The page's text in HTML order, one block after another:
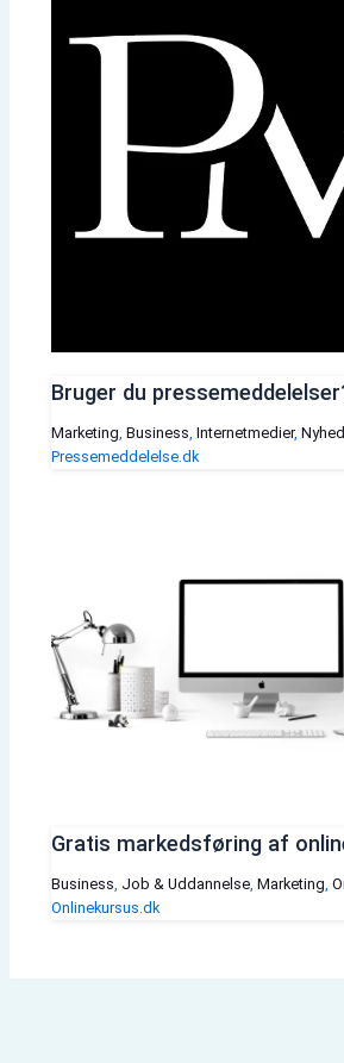
Bruger du
Marketing, Business, Internetmedier,
Pressemeddelelse.dk
Gratis markedsføring af
Business Job & Uddannelse, Marketing
Onlinekursus.dk